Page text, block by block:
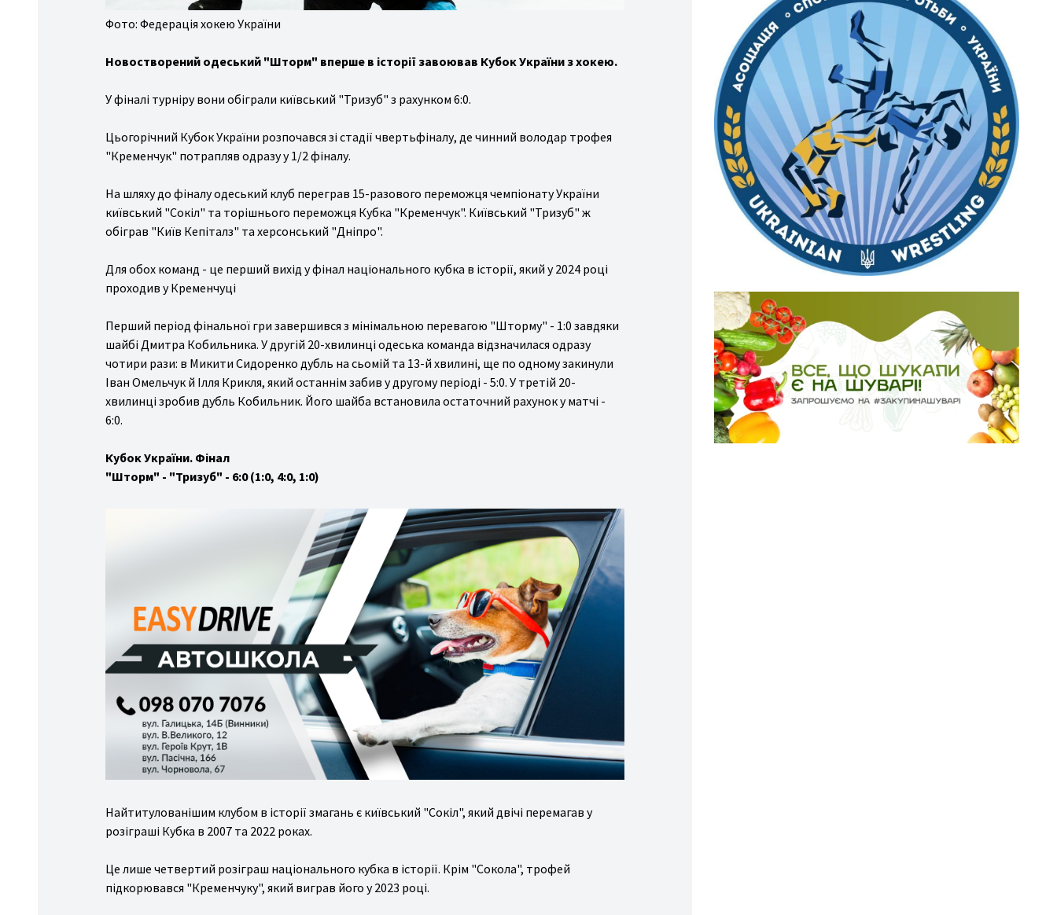
Фото: Федерація хокею України
Новостворений одеський "Шторм" вперше в історії завоював Кубок України з хокею.
У фіналі турніру вони обіграли київський "Тризуб" з рахунком 6:0.
Цьогорічний Кубок України розпочався зі стадії чвертьфіналу, де чинний володар трофея
"Кременчук" потрапляв одразу у 1/2 фіналу.
На шляху до фіналу одеський клуб переграв 15-разового переможця чемпіонату України
київський "Сокіл" та торішнього переможця Кубка "Кременчук". Київський "Тризуб" ж
обіграв "Київ Кепіталз" та херсонський "Дніпро".
Для обох команд - це перший вихід у фінал національного кубка в історії, який у 2024 році
проходив у Кременчуці
Перший період фінальної гри завершився з мінімальною перевагою "Шторму" - 1:0 завдяки
шайбі Дмитра Кобильника. У другій 20-хвилинці одеська команда відзначилася одразу
чотири рази: в Микити Сидоренко дубль на сьомій та 13-й хвилині, ще по одному закинули
Іван Омельчук й Ілля Крикля, який останнім забив у другому періоді - 5:0. У третій 20-
хвилинці зробив дубль Кобильник. Його шайба встановила остаточний рахунок у матчі -
6:0.
Кубок України. Фінал
"Шторм" - "Тризуб" - 6:0 (1:0, 4:0, 1:0)
Найтитулованішим клубом в історії змагань є київський "Сокіл", який двічі перемагав у
розіграші Кубка в 2007 та 2022 роках.
Це лише четвертий розіграш національного кубка в історії. Крім "Сокола", трофей
підкорювався "Кременчуку", який виграв його у 2023 році.